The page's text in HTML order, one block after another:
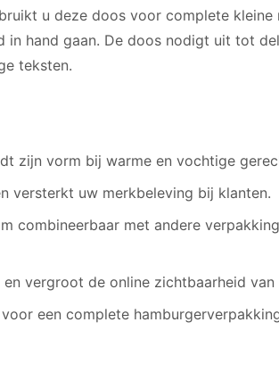
u deze doos voor complete kleine
hand gaan. De doos nodigt uit tot
teksten.
zijn vorm bij warme en vochtige
versterkt uw merkbeleving bij klanten.
combineerbaar met andere
vergroot de online zichtbaarheid van
een complete